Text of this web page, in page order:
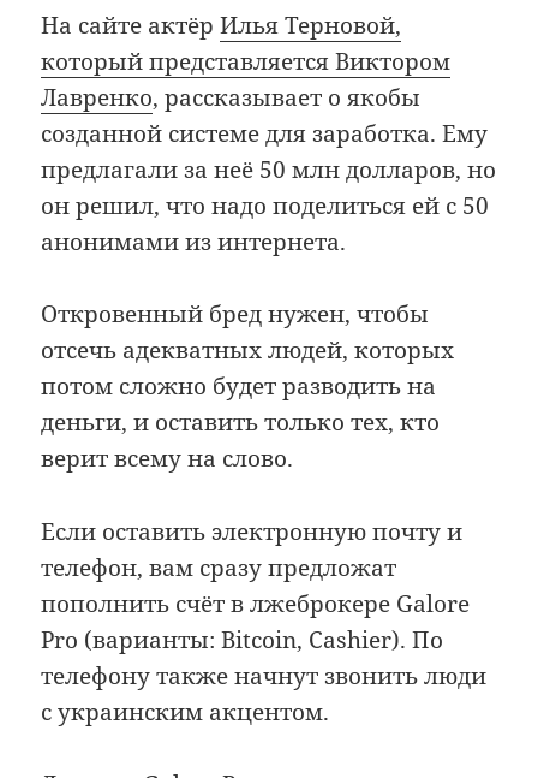
На сайте актёрИлья Терновой,
который представляется Виктором
Лавренко, рассказывает о якобы
созданной системе для заработка. Ему
предлагали за неё 50 млн долларов, но
он решил, что надо поделиться ей с 50
анонимами из интернета.
Откровенный бред нужен, чтобы
отсечь адекватных людей, которых
потом сложно будет разводить на
деньги, и оставить только тех, кто
верит всему на слово.
Если оставить электронную почту и
телефон, вам сразу предложат
пополнить счёт в лжеброкере Galore
Pro (варианты: Bitcoin, Cashier). По
телефону также начнут звонить люди
с украинским акцентом.